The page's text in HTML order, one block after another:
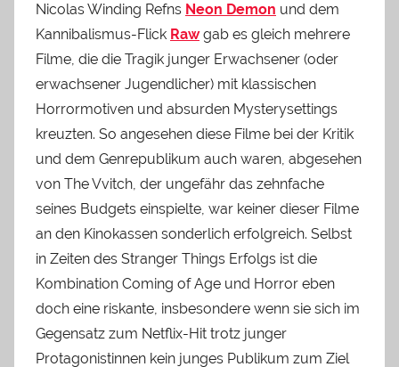
Nicolas Winding Refns Neon Demon und dem
Kannibalismus-Flick Rawgab es gleich mehrere
Filme, die die Tragik junger Erwachsener (oder
erwachsener Jugendlicher) mit klassischen
Horrormotiven und absurden Mysterysettings
kreuzten. So angesehen diese Filme bei der Kritik
und dem Genrepublikum auch waren, abgesehen
von The Vvitch, der ungefähr das zehnfache
seines Budgets einspielte, war keiner dieser Filme
an den Kinokassen sonderlich erfolgreich. Selbst
in Zeiten des Stranger Things Erfolgs ist die
Kombination Coming of Age und Horror eben
doch eine riskante, insbesondere wenn sie sich im
Gegensatz zum Netflix-Hit trotz junger
Protagonistinnen kein junges Publikum zum Ziel